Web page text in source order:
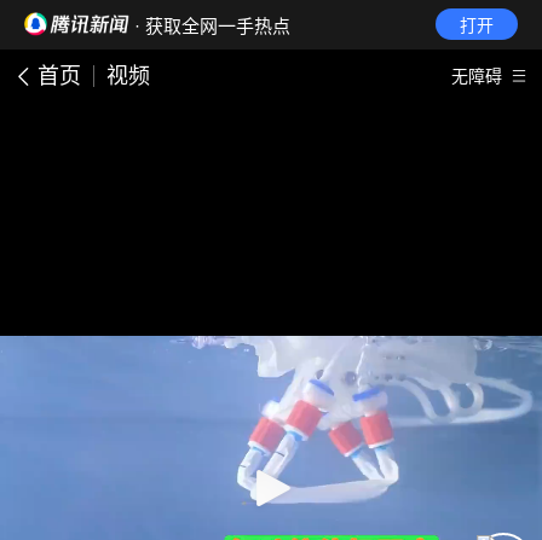
· 获取全网一手热点 打开
首页 视频 无障碍